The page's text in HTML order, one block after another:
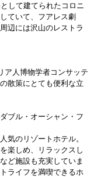
して建てられたコロニ
ていて、フアレス劇
辺には沢山のレストラ
ア人博物学者コンサッテ
散策にとても便利な立
ブル・オーシャン・フ
気のリゾートホテル。
楽しめ、リラックスし
ど施設も充実していま
ライフを満喫できるホ